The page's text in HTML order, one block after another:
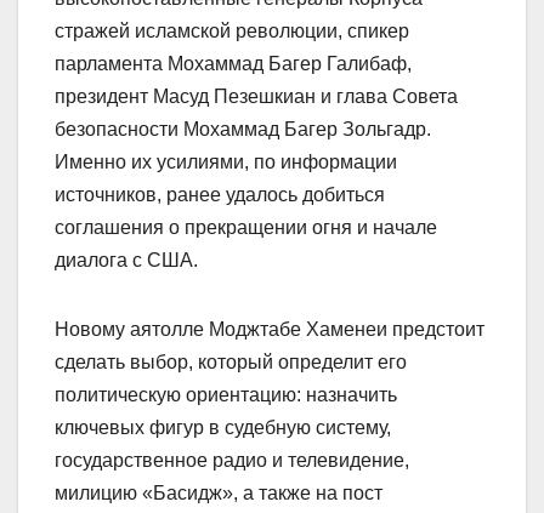
стражей исламской революции, спикер
парламента Мохаммад Багер Галибаф,
президент Масуд Пезешкиан и глава Совета
безопасности Мохаммад Багер Зольгадр.
Именно их усилиями, по информации
источников, ранее удалось добиться
соглашения о прекращении огня и начале
диалога с США.
Новому аятолле Моджтабе Хаменеи предстоит
сделать выбор, который определит его
политическую ориентацию: назначить
ключевых фигур в судебную систему,
государственное радио и телевидение,
милицию «Басидж», а также на пост